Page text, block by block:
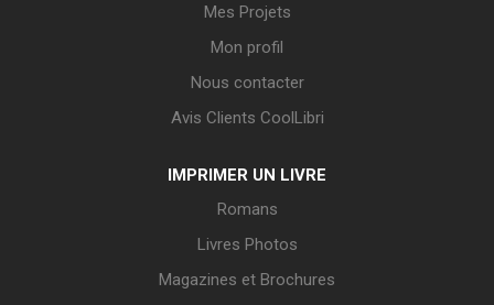
Mes Projets
Mon profil
Nous contacter
Avis Clients CoolLibri
IMPRIMER UN LIVRE
Romans
Livres Photos
Magazines et Brochures